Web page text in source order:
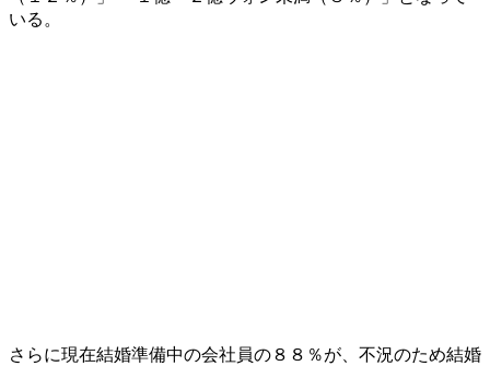
いる。
さらに現在結婚準備中の会社員の８８％が、不況のため結婚